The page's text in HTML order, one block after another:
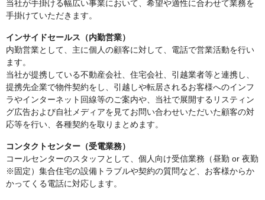
当社が手掛ける幅広い事業において、希望や適性に合わせて業務を
手掛けていただきます。
インサイドセールス（内勤営業）
内勤営業として、主に個人の顧客に対して、電話で営業活動を行い
ます。
当社が提携している不動産会社、住宅会社、引越業者等と連携し、
提携先企業で物件契約をし、引越しや転居されるお客様へのインフ
ラやインターネット回線等のご案内や、当社で展開するリスティン
グ広告および自社メディアを見てお問い合わせいただいた顧客の対
応等を行い、各種契約を取りまとめます。
コンタクトセンター（受電業務）
コールセンターのスタッフとして、個人向け受信業務（昼勤 or 夜勤
※固定）集合住宅の設備トラブルや契約の質問など、お客様からか
かってくる電話に対応します。